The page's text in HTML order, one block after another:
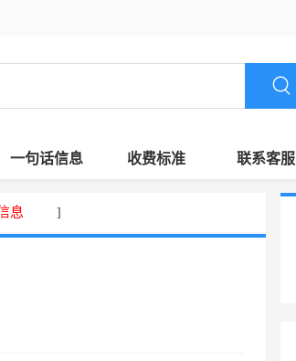
一句话信息 收费标准 联系客服
息 ]